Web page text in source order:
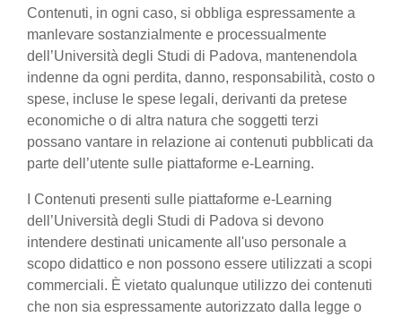
Contenuti, in ogni caso, si obbliga espressamente a
manlevare sostanzialmente e processualmente
dell’Università degli Studi di Padova, mantenendola
indenne da ogni perdita, danno, responsabilità, costo o
spese, incluse le spese legali, derivanti da pretese
economiche o di altra natura che soggetti terzi
possano vantare in relazione ai contenuti pubblicati da
parte dell’utente sulle piattaforme e-Learning.
I Contenuti presenti sulle piattaforme e-Learning
dell’Università degli Studi di Padova si devono
intendere destinati unicamente all'uso personale a
scopo didattico e non possono essere utilizzati a scopi
commerciali. È vietato qualunque utilizzo dei contenuti
che non sia espressamente autorizzato dalla legge o